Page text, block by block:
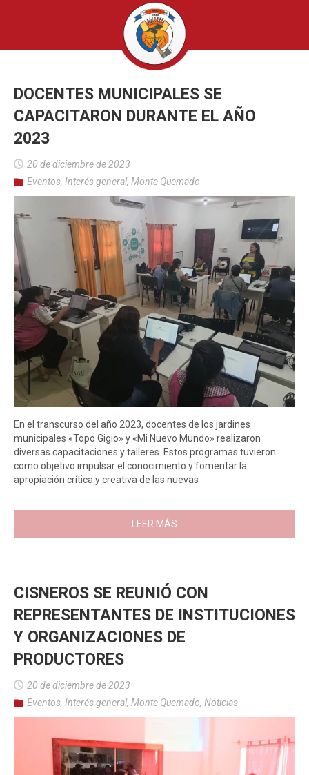
DOCENTES MUNICIPALES SE
CAPACITARON DURANTE EL AÑO
2023
20 de diciembre de 2023
Eventos, Interés general, Monte Quemado
En el transcurso del año 2023, docentes de los jardines
municipales «Topo Gigio» y «Mi Nuevo Mundo» realizaron
diversas capacitaciones y talleres. Estos programas tuvieron
como objetivo impulsar el conocimiento y fomentar la
apropiación crítica y creativa de las nuevas
LEER MÁS
CISNEROS SE REUNIÓ CON
REPRESENTANTES DE INSTITUCIONES
Y ORGANIZACIONES DE
PRODUCTORES
20 de diciembre de 2023
Eventos, Interés general, Monte Quemado, Noticias